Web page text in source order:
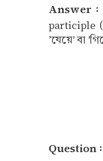
Answer :
participle
'যেয়ে' বা
Question :